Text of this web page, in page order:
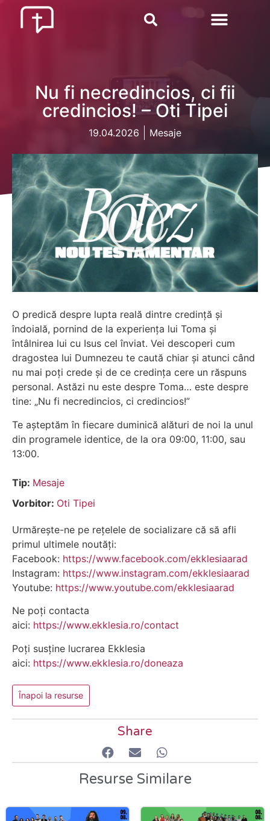
Nu fi necredincios, ci fii
credincios! – Oti Tipei
19.04.2026 Mesaje
O predică despre lupta reală dintre credință și
îndoială, pornind de la experiența lui Toma și
întâlnirea lui cu Isus cel înviat. Vei descoperi cum
dragostea lui Dumnezeu te caută chiar și atunci când
nu mai poți crede și de ce credința cere un răspuns
personal. Astăzi nu este despre Toma… este despre
tine: „Nu fi necredincios, ci credincios!”
Te așteptăm în fiecare duminică alături de noi la unul
din programele identice, de la ora 09:00, 11:00, sau
13:00.
Tip: Mesaje
Vorbitor: Oti Tipei
Urmărește-ne pe rețelele de socializare că să afli
primul ultimele noutăți:
Facebook: https://www.facebook.com/ekklesiaarad
Instagram: https://www.instagram.com/ekklesiaarad
Youtube: https://www.youtube.com/ekklesiaarad
Ne poți contacta
aici: https://www.ekklesia.ro/contact
Poți susține lucrarea Ekklesia
aici: https://www.ekklesia.ro/doneaza
Înapoi la resurse
Share
Resurse Similare